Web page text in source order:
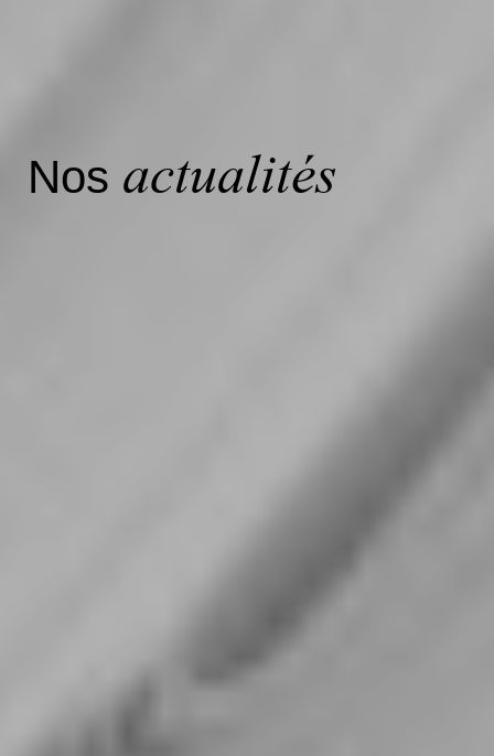
Nos actualités